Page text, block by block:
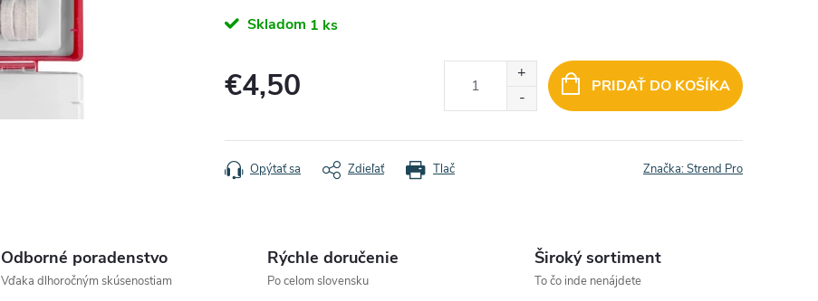
Skladom 1 ks
€4,50 PRIDAŤ DO KOŠÍKA
Tlač
Opýtať sa Zdieľať Značka:Strend Pro
Odborné poradenstvo
Vďaka dlhoročným skúsenostiam
Rýchle doručenie
Po celom slovensku
Široký sortiment
To čo inde nenájdete